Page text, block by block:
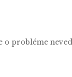
probléme